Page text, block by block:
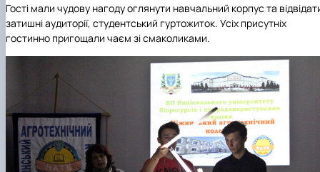
Гості мали чудову нагоду оглянути навчальний корпус та
затишні аудиторії, студентський гуртожиток. Усіх присутніх
гостинно пригощали чаєм зі смаколиками.